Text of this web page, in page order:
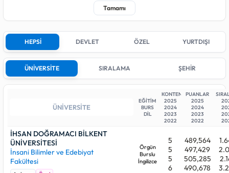
Amerikan Kültürü ve Edebiyatı programı kapsamında 2025
yılında572kişilik kontenjan açılmıştır.
Son yerleştirmelerde bu bölüm için kontenjan açan;
Devlet üniversitesi,3farklı Özel üniversite,1farklı Yurtdışı
üniversitesi bulunmaktadır.
ile HACETTEPE
ÜNİVERSİTESİ (Ankara) programındadır. En yüksek sıralama
başarı sırasıyla
ATATÜRK ÜNİVERSİTESİ (Erzurum) bünyesindedir.
Özel üniversiteleri arasında 2025 yılındaki en düşük sıralama
sayısı (en yüksek başarı derecesi)
ile İHSAN DOĞRAMACI
BİLKENT ÜNİVERSİTESİ (Ankara) (Burslu) programındadır.
Buna karşın, 2025 yılında Özel üniversitelerinde yer alan
HEPSİ DEVLET ÖZEL YURTDIŞI
ÜNİVERSİTE SIRALAMA ŞEHİR
EĞİTİM
BURS
DİL
KONTENJAN
2025
2024
2023
2022
PUANLAR
2025
2024
2023
2022
İHSAN DOĞRAMACI BİLKENT
ÜNİVERSİTESİ
İnsani Bilimler ve Edebiyat
Fakültesi
Örgün
Burslu
İngilizce
5
5
5
6
489,564
497,429
505,285
490,678